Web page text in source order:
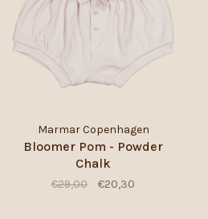
Marmar Copenhagen
Bloomer Pom - Powder
Chalk
€29,00 €20,30